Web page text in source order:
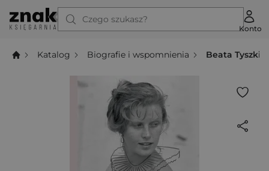
Czego szukasz?
Konto
Katalog Biografie i wspomnienia Beata